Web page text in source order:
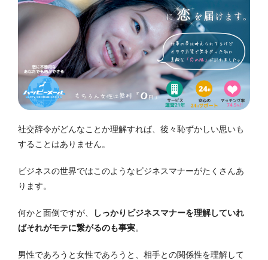
社交辞令がどんなことか理解すれば、後々恥ずかしい思いも
することはありません。
ビジネスの世界ではこのようなビジネスマナーがたくさんあ
ります。
何かと面倒ですが、
しっかりビジネスマナーを理解していれ
ばそれがモテに繋がるのも事実。
男性であろうと女性であろうと、相手との関係性を理解して